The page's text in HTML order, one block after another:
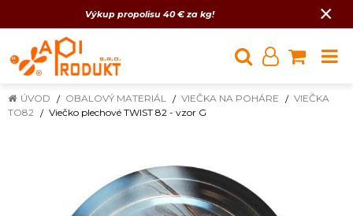
Výkup propolisu 40 € za kg! ×
ÚVOD OBALOVÝ MATERIÁL VIEČKA NA POHÁRE
VIEČKA
TO82
Viečko plechové TWIST 82 - vzor G